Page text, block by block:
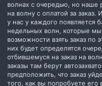
волнах с очередью, но наше
на волну с оплатой за
у нас у каждого появляется
недельных волн, которые
возможности взять заказ по
них будет определятся
отбившемуся на заказ на
заказы там берут
предположить, что заказ
того, как вы попробуете его